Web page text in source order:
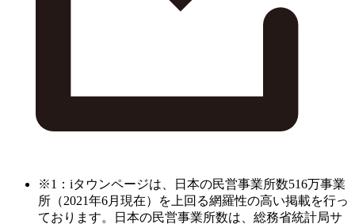
※1：iタウンページは、日本の民営事業所数516万事業
所（2021年6月現在）を上回る網羅性の高い掲載を行っ
ております。日本の民営事業所数は、総務省統計局サ